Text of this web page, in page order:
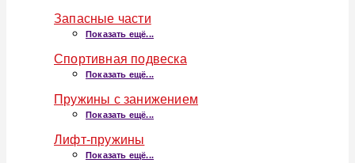
Запасные части
Показать ещё...
Спортивная подвеска
Показать ещё...
Пружины с занижением
Показать ещё...
Лифт-пружины
Показать ещё...